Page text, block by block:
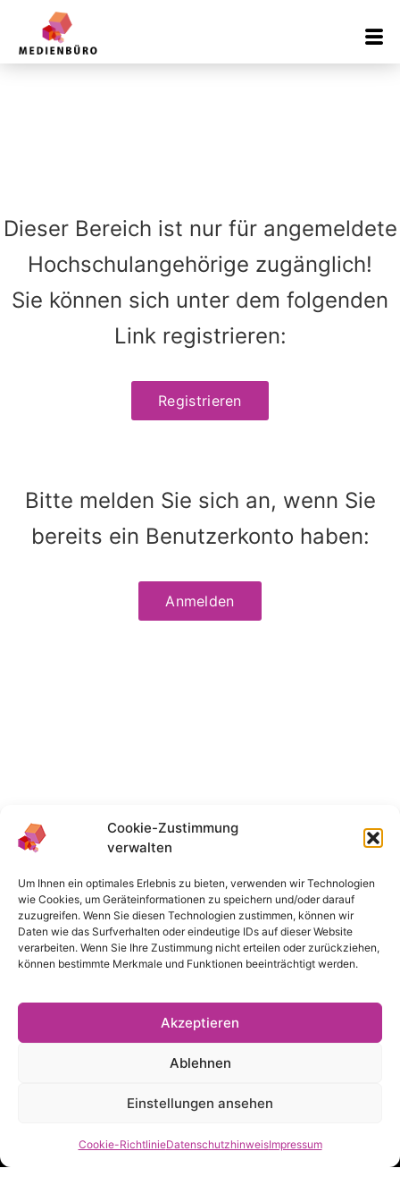
Cookie-Zustimmung
verwalten
Um Ihnen ein optimales Erlebnis zu bieten, verwenden wir Technologien
wie Cookies, um Geräteinformationen zu speichern und/oder darauf
zuzugreifen. Wenn Sie diesen Technologien zustimmen, können wir
Daten wie das Surfverhalten oder eindeutige IDs auf dieser Website
verarbeiten. Wenn Sie Ihre Zustimmung nicht erteilen oder zurückziehen,
können bestimmte Merkmale und Funktionen beeinträchtigt werden.
Akzeptieren
Ablehnen
Einstellungen ansehen
Cookie-RichtlinieDatenschutzhinweisImpressum
springen
Dieser Bereich ist nur für angemeldete
Hochschulangehörige zugänglich!
Sie können sich unter dem folgenden
Link registrieren:
Registrieren
Bitte melden Sie sich an, wenn Sie
bereits ein Benutzerkonto haben:
Anmelden
Das Angebot des Medienbüros richtet sich ausschließlich an
Lehrende der TH Köln.
Navigation
Datenschutzhinweis